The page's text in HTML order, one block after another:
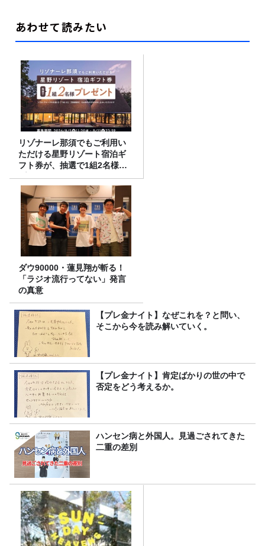
あわせて読みたい
リゾナーレ那須でもご利用い
ただける星野リゾート宿泊ギ
フト券が、抽選で1組2名様に
プレゼント！
ダウ90000・蓮見翔が斬る！
「ラジオ流行ってない」発言
の真意
【プレ金ナイト】なぜこれを？と問い、
そこから今を読み解いていく。
【プレ金ナイト】肯定ばかりの世の中で
否定をどう考えるか。
ハンセン病と外国人。見過ごされてきた
二重の差別